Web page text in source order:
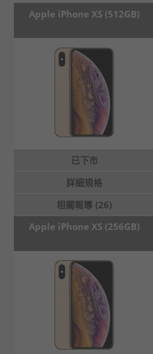
Apple iPhone XS (512GB)
已下市
詳細規格
相關報導 (26)
Apple iPhone XS (256GB)